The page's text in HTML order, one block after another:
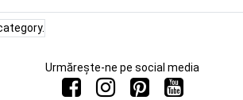
Urmărește-ne pe social media